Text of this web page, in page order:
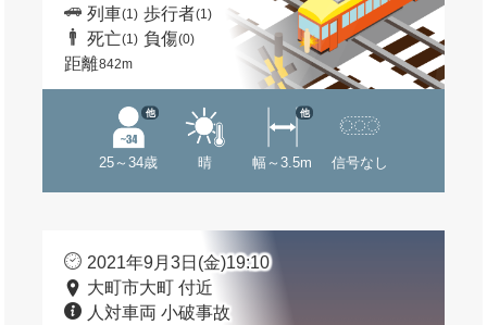
列車(1) 歩行者(1)
死亡(1) 負傷(0)
距離842m
25～34歳
他
晴 幅～3.5m
他
信号なし
2021年9月3日(金)19:10
大町市大町 付近
人対車両 小破事故